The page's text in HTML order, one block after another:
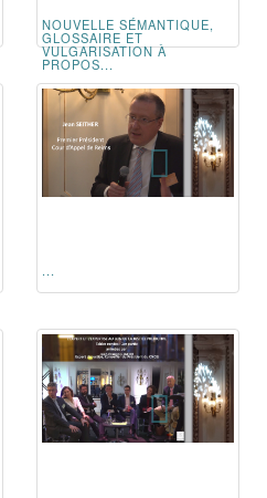
NOUVELLE SÉMANTIQUE,
GLOSSAIRE ET
VULGARISATION À
PROPOS...
...